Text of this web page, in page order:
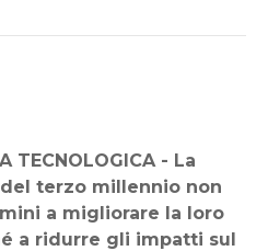
terzo millennio non
a migliorare la loro
a ridurre gli impatti sul